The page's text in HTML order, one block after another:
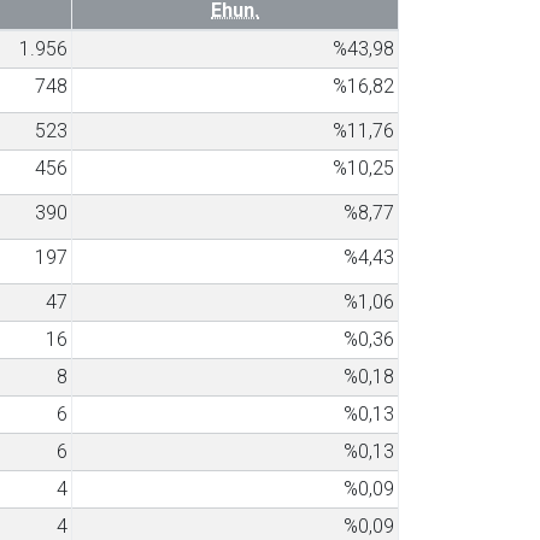
Ehun.
1.956
%43,98
748
%16,82
523
%11,76
456
%10,25
390
%8,77
197
%4,43
47
%1,06
16
%0,36
8
%0,18
6
%0,13
6
%0,13
4
%0,09
4
%0,09